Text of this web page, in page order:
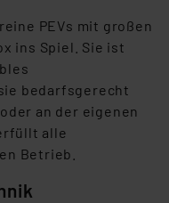
PEVs mit großen
ins Spiel. Sie ist
bedarfsgerecht
an der eigenen
alle
Betrieb.